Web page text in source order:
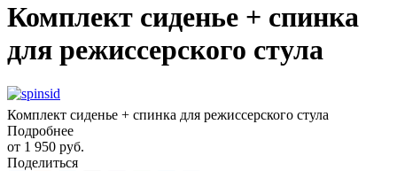
Комплект сиденье + спинка
для режиссерского стула
Комплект сиденье + спинка для режиссерского стула
Подробнее
от 1 950 руб.
Поделиться